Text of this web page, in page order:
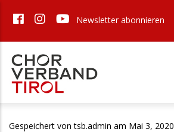
zum
Newsletter abonnieren
Gespeichert vontsb.admin am Mai 3, 2020